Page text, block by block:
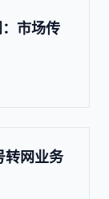
市场传
转网业务